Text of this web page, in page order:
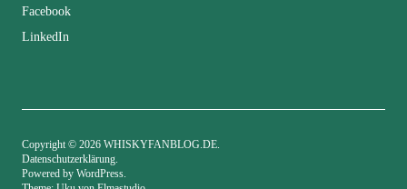
Facebook
LinkedIn
Copyright © 2026 WHISKYFANBLOG.DE
Datenschutzerklärung
Powered by WordPress